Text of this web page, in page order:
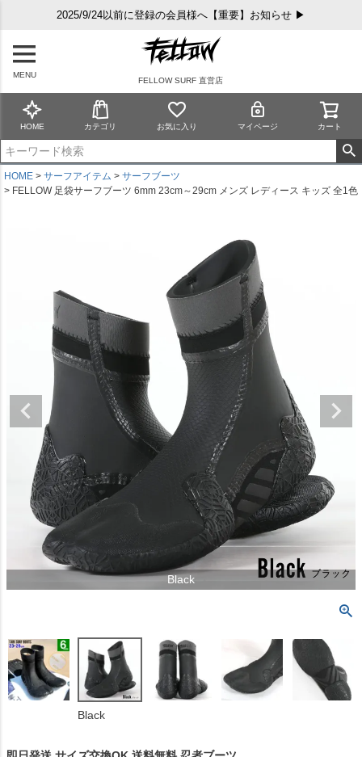
2025/9/24以前に登録の会員様へ【重要】お知らせ ▶
MENU
FELLOW SURF 直営店
HOME カテゴリ お気に入り マイページ カート
HOME サーフアイテム
サーフブーツ
FELLOW 足袋サーフブーツ 6mm 23cm～29cm メンズ レディース キッズ 全1色
Black
Black